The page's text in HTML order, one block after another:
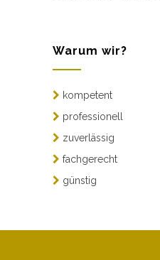
Warum wir?
kompetent
professionell
zuverlässig
fachgerecht
günstig